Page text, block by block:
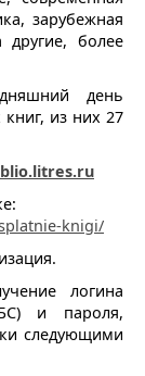
зарубежная
другие, более
день
из них 27
knigi/
логина
и пароля,
следующими